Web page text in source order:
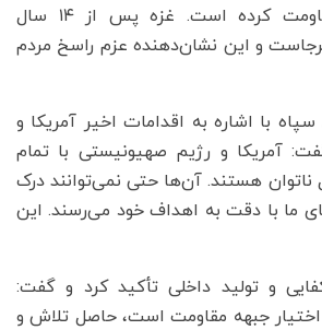
پیشرفته دشمن مقاومت کرده است. غزه پس از ۱۴ سال
و این نشان‌دهنده عزم راسخ مردم
با اشاره به اقدامات اخیر آمریکا و
آمریکا و رژیم صهیونیستی با تمام
ناتوان هستند. آن‌ها حتی نمی‌توانند درک
ما با دقت به اهداف خود می‌رسند. این
و تولید داخلی تأکید کرد و گفت:
اختیار جبهه مقاومت است، حاصل تلاش و